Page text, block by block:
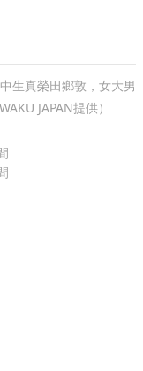
生真榮田鄉敦，女大男
JAPAN提供）